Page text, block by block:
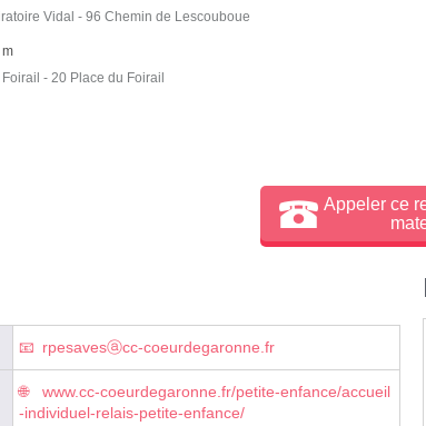
Vidal - 96 Chemin de Lescouboue
- 20 Place du Foirail
Appeler ce
rpesavesⓐcc-coeurdegaronne.fr
www.cc-coeurdegaronne.fr/petite-enfance/accueil
-individuel-relais-petite-enfance/